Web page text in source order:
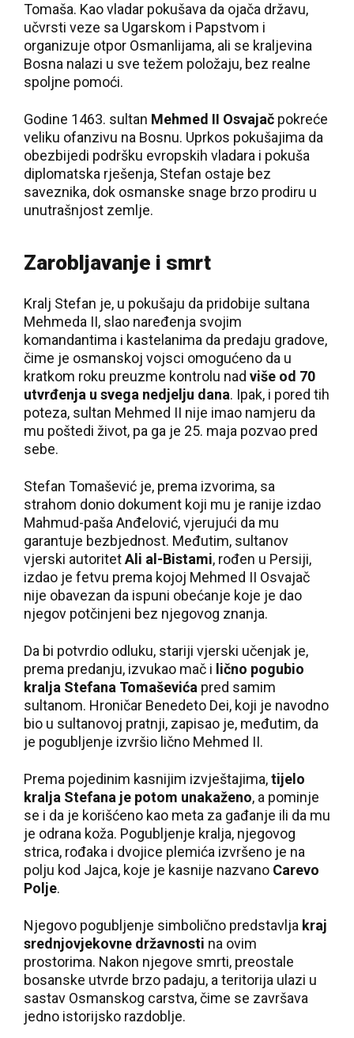
Tomaša. Kao vladar pokušava da ojača državu,
učvrsti veze sa Ugarskom i Papstvom i
organizuje otpor Osmanlijama, ali se kraljevina
Bosna nalazi u sve težem položaju, bez realne
spoljne pomoći.
Godine 1463. sultan Mehmed II Osvajač pokreće
veliku ofanzivu na Bosnu. Uprkos pokušajima da
obezbijedi podršku evropskih vladara i pokuša
diplomatska rješenja, Stefan ostaje bez
saveznika, dok osmanske snage brzo prodiru u
unutrašnjost zemlje.
Zarobljavanje i smrt
Kralj Stefan je, u pokušaju da pridobije sultana
Mehmeda II, slao naređenja svojim
komandantima i kastelanima da predaju gradove,
čime je osmanskoj vojsci omogućeno da u
kratkom roku preuzme kontrolu nad više od 70
utvrđenja u svega nedjelju dana. Ipak, i pored tih
poteza, sultan Mehmed II nije imao namjeru da
mu poštedi život, pa ga je 25. maja pozvao pred
sebe.
Stefan Tomašević je, prema izvorima, sa
strahom donio dokument koji mu je ranije izdao
Mahmud-paša Anđelović, vjerujući da mu
garantuje bezbjednost. Međutim, sultanov
vjerski autoritetAli al-Bistami, rođen u Persiji,
izdao je fetvu prema kojoj Mehmed II Osvajač
nije obavezan da ispuni obećanje koje je dao
njegov potčinjeni bez njegovog znanja.
Da bi potvrdio odluku, stariji vjerski učenjak je,
prema predanju, izvukao mač i lično pogubio
kralja Stefana Tomaševića pred samim
sultanom. Hroničar Benedeto Dei, koji je navodno
bio u sultanovoj pratnji, zapisao je, međutim, da
je pogubljenje izvršio lično Mehmed II.
Prema pojedinim kasnijim izvještajima,tijelo
kralja Stefana je potom unakaženo, a pominje
se i da je korišćeno kao meta za gađanje ili da mu
je odrana koža. Pogubljenje kralja, njegovog
strica, rođaka i dvojice plemića izvršeno je na
polju kod Jajca, koje je kasnije nazvano Carevo
Polje.
Njegovo pogubljenje simbolično predstavlja kraj
srednjovjekovne državnosti na ovim
prostorima. Nakon njegove smrti, preostale
bosanske utvrde brzo padaju, a teritorija ulazi u
sastav Osmanskog carstva, čime se završava
jedno istorijsko razdoblje.